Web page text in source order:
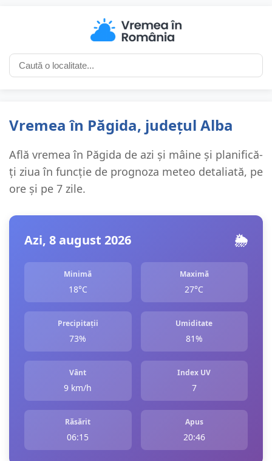
Vremea în Păgida, județul Alba
Află vremea în Păgida de azi și mâine și planifică-
ți ziua în funcție de prognoza meteo detaliată, pe
ore și pe 7 zile.
Azi, 8 august 2026 🌦️
Minimă
18°C
Maximă
27°C
Precipitații
73%
Umiditate
81%
Vânt
9 km/h
Index UV
7
Răsărit
06:15
Apus
20:46